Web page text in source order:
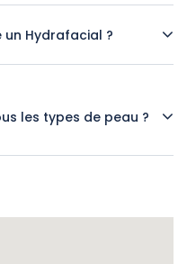
grain de peau.
un Hydrafacial ?
les types de peau ?
sèches, grasses et